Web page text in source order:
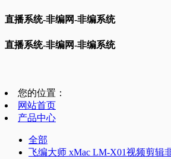
直播系统-非编网-非编系统
直播系统-非编网-非编系统
您的位置：
网站首页
产品中心
全部
飞编大师 xMac LM-X01视频剪辑